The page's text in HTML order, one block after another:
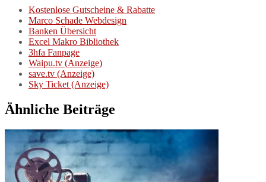
Kostenlose Gutscheine & Rabatte
Marco Schade Webdesign
Banken Übersicht
Excel Makro Bibliothek
3hfa Fanpage
Waipu.tv (Anzeige)
save.tv (Anzeige)
Sky Ticket (Anzeige)
Ähnliche Beiträge